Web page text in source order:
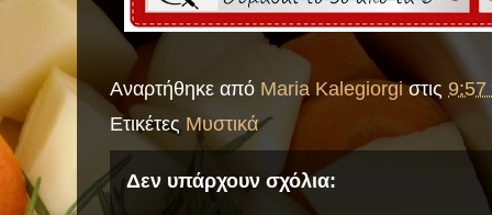
Αναρτήθηκε από Maria Kalegiorgi στις
Ετικέτες Μυστικά
Δεν υπάρχουν σχόλια: